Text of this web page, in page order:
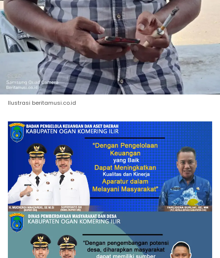
Ilustrasi beritamusi.co.id